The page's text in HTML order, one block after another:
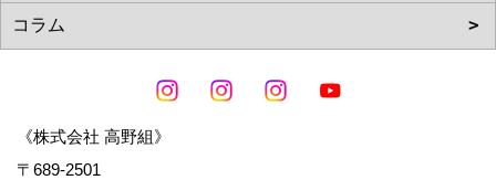
《株式会社 高野組》
〒689-2501